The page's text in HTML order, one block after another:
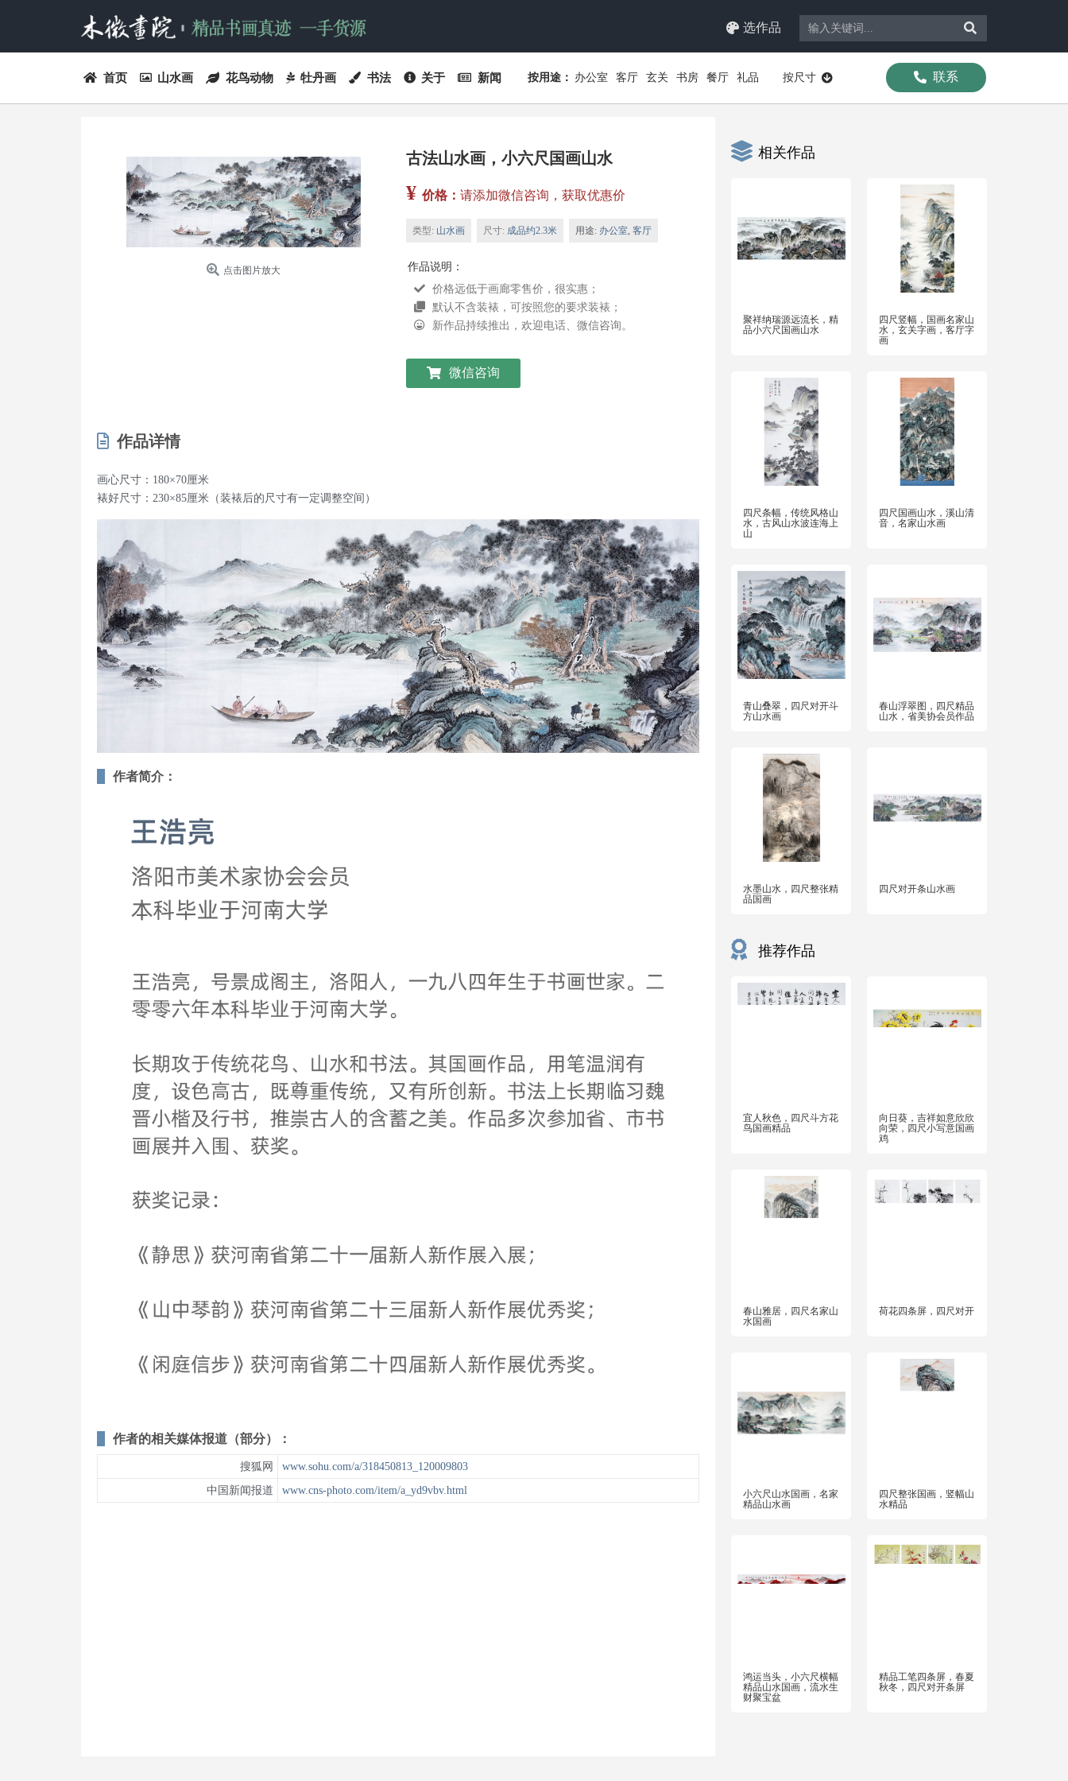
选作品
首页 山水画 花鸟动物 牡丹画 书法 关于 新闻 按用途： 办公室 客厅 玄关 书房 餐厅 礼品 按尺寸 联系
点击图片放大
古法山水画，小六尺国画山水
¥ 价格： 请添加微信咨询，获取优惠价
类型: 山水画 尺寸: 成品约2.3米 用途: 办公室 客厅
作品说明：
价格远低于画廊零售价，很实惠；
默认不含装裱，可按照您的要求装裱；
新作品持续推出，欢迎电话、微信咨询。
微信咨询
作品详情
画心尺寸：180×70厘米
裱好尺寸：230×85厘米（装裱后的尺寸有一定调整空间）
作者简介：
作者的相关媒体报道（部分）：
搜狐网
www.sohu.com/a/318450813_120009803
中国新闻报道
www.cns-photo.com/item/a_yd9vbv.html
相关作品
聚祥纳瑞源远流长，精
品小六尺国画山水
四尺竖幅，国画名家山
水，玄关字画，客厅字
画
四尺条幅，传统风格山
水，古风山水波连海上
山
四尺国画山水，溪山清
音，名家山水画
青山叠翠，四尺对开斗
方山水画
春山浮翠图，四尺精品
山水，省美协会员作品
水墨山水，四尺整张精
品国画
四尺对开条山水画
推荐作品
宜人秋色，四尺斗方花
鸟国画精品
向日葵，吉祥如意欣欣
向荣，四尺小写意国画
鸡
春山雅居，四尺名家山
水国画
荷花四条屏，四尺对开
小六尺山水国画，名家
精品山水画
四尺整张国画，竖幅山
水精品
鸿运当头，小六尺横幅
精品山水国画，流水生
财聚宝盆
精品工笔四条屏，春夏
秋冬，四尺对开条屏